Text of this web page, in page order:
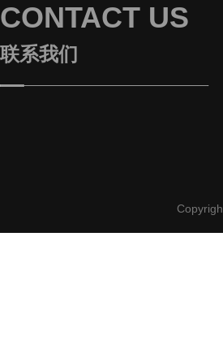
CONTACT US
联系我们